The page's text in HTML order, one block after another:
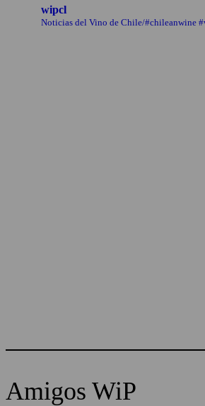
wipcl
Noticias del Vino de Chile/#chileanwine
Amigos WiP